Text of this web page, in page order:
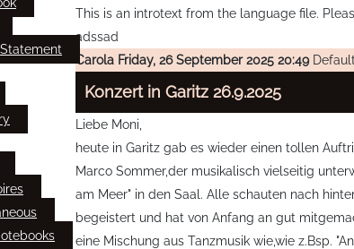
This is an introtext from the language file.
adssad
Carola Friday, 26 September 2025 20:49
Konzert in Garitz 26.9.2025
Liebe Moni,
heute in Garitz gab es wieder einen tollen
Marco Sommer,der musikalisch vielseitig
am Meer" in den Saal. Alle schauten nach
begeistert und hat von Anfang an gut
eine Mischung aus Tanzmusik wie,wie z.Bsp.